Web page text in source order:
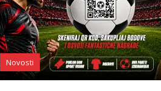
Novosti